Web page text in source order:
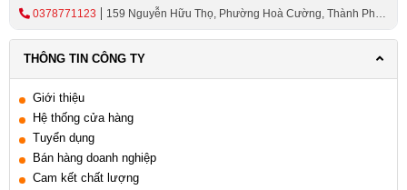
0378771123
159 Nguyễn Hữu Thọ, Phường Hoà Cường, Thành Phố
THÔNG TIN CÔNG TY
Giới thiệu
Hệ thống cửa hàng
Tuyển dụng
Bán hàng doanh nghiệp
Cam kết chất lượng